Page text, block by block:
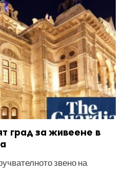
град за живеене в
звено на